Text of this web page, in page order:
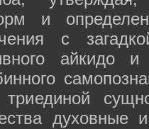
и
с
айкидо
духовные